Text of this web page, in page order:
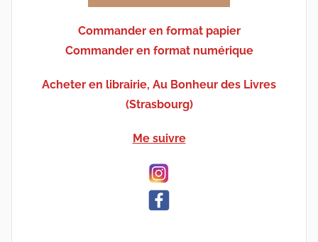
Commander en format papier
Commander en format numérique
Acheter en librairie, Au Bonheur des Livres
(Strasbourg)
Me suivre